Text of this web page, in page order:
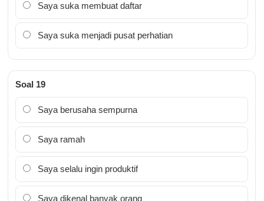
Saya suka membuat daftar
Saya suka menjadi pusat perhatian
Soal 19
Saya berusaha sempurna
Saya ramah
Saya selalu ingin produktif
Saya dikenal banyak orang